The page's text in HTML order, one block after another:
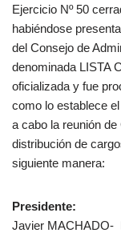
Ejercicio Nº 50
habiéndose
del Consejo de
denominada LISTA
oficializada y fue
como lo establece
a cabo la reunión
distribución de
siguiente manera:
Presidente:
Javier MACHADO-